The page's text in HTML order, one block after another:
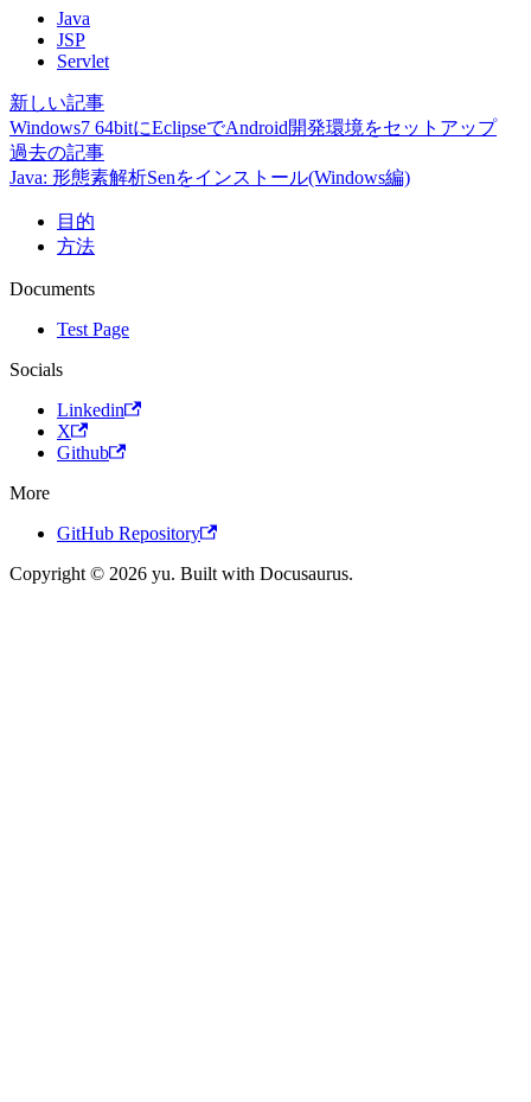
Java
JSP
Servlet
新しい記事
Windows7 64bitにEclipseでAndroid開発環境をセットアップ
過去の記事
Java: 形態素解析Senをインストール(Windows編)
目的
方法
Documents
Test Page
Socials
Linkedin
X
Github
More
GitHub Repository
Copyright © 2026 yu. Built with Docusaurus.